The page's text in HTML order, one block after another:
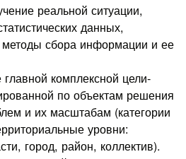
реальной ситуации,
данных,
методы сбора информации и ее
комплексной цели-
по объектам решения
и их масштабам (категории
уровни:
город, район, коллектив).